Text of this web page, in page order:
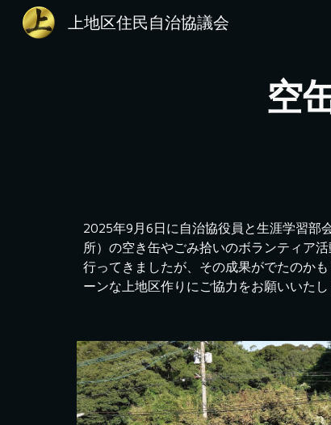
上地区住民自治協議会
空
2025年9月6日に自治協役員と生涯学習部
所）の空き缶やごみ拾いのボランティア
行ってきましたが、その成果がでたのか
ーンな上地区作りにご協力をお願いいた